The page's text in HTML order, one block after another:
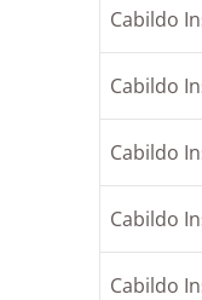
Cabildo
Cabildo
Cabildo
Cabildo
Cabildo